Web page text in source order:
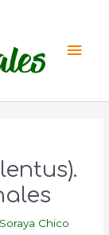
Soraya Chico